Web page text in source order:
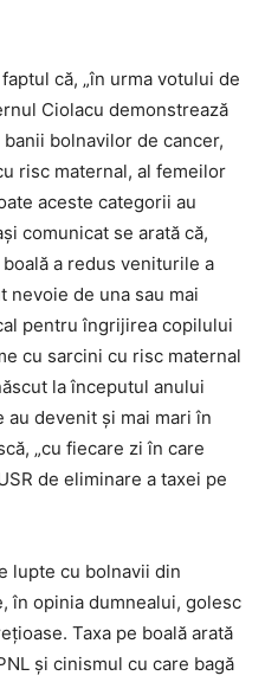
că, „în urma votului de
Ciolacu demonstrează
bolnavilor de cancer,
risc maternal, al femeilor
aceste categorii au
comunicat se arată că,
a redus veniturile a
nevoie de una sau mai
pentru îngrijirea copilului
cu sarcini cu risc maternal
la începutul anului
devenit și mai mari în
„cu fiecare zi în care
de eliminare a taxei pe
lupte cu bolnavii din
în opinia dumnealui, golesc
Taxa pe boală arată
și cinismul cu care bagă